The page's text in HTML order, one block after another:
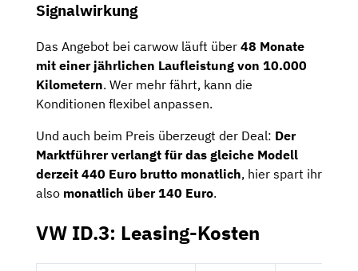
Signalwirkung
Das Angebot bei carwow läuft über 48 Monate
mit einer jährlichen Laufleistung von 10.000
Kilometern. Wer mehr fährt, kann die
Konditionen flexibel anpassen.
Und auch beim Preis überzeugt der Deal: Der
Marktführer verlangt für das gleiche Modell
derzeit 440 Euro brutto monatlich, hier spart ihr
also monatlich über 140 Euro.
VW ID.3: Leasing-Kosten